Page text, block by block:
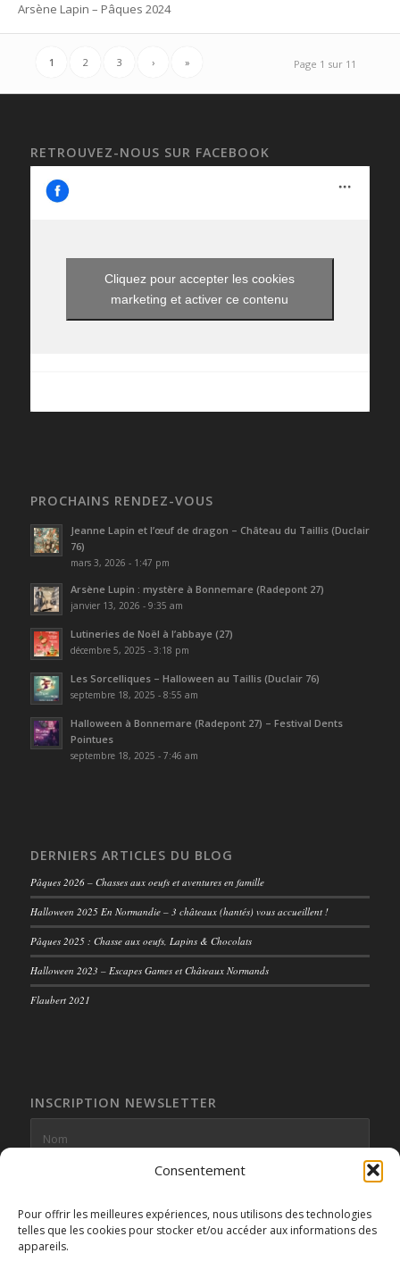
Consentement
Pour offrir les meilleures expériences, nous utilisons des technologies
telles que les cookies pour stocker et/ou accéder aux informations des
appareils.
Arsène Lapin – Pâques 2024
Page 1 sur 11
1 2 3 › »
RETROUVEZ-NOUS SUR FACEBOOK
Cliquez pour accepter les cookies
marketing et activer ce contenu
PROCHAINS RENDEZ-VOUS
Jeanne Lapin et l’œuf de dragon – Château du Taillis (Duclair
76)
mars 3, 2026 - 1:47 pm
Arsène Lupin : mystère à Bonnemare (Radepont 27)
janvier 13, 2026 - 9:35 am
Lutineries de Noël à l’abbaye (27)
décembre 5, 2025 - 3:18 pm
Les Sorcelliques – Halloween au Taillis (Duclair 76)
septembre 18, 2025 - 8:55 am
Halloween à Bonnemare (Radepont 27) – Festival Dents
Pointues
septembre 18, 2025 - 7:46 am
DERNIERS ARTICLES DU BLOG
Pâques 2026 – Chasses aux oeufs et aventures en famille
Halloween 2025 En Normandie – 3 châteaux (hantés) vous accueillent !
Pâques 2025 : Chasse aux oeufs, Lapins & Chocolats
Halloween 2023 – Escapes Games et Châteaux Normands
Flaubert 2021
INSCRIPTION NEWSLETTER